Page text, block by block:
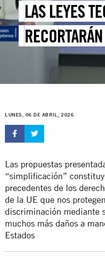
LAS LEYES
DERECHOS
LA
LUNES, 06 DE ABRIL, 2026
Las propuestas
“simplificación”
precedentes de los
de la UE que nos
discriminación mediante
muchos más daños a
Estados